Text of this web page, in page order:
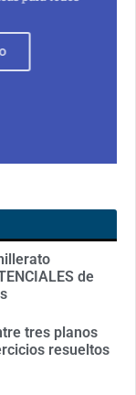
de
tres planos
resueltos